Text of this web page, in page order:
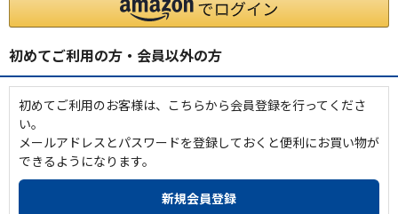
初めてご利用の方・会員以外の方
初めてご利用のお客様は、こちらから会員登録を行ってくださ
い。
メールアドレスとパスワードを登録しておくと便利にお買い物が
できるようになります。